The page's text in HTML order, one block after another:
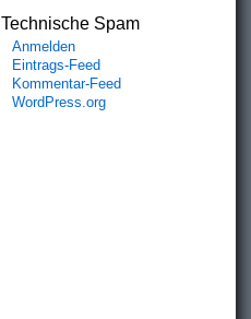
Technische Spam
Anmelden
Eintrags-Feed
Kommentar-Feed
WordPress.org